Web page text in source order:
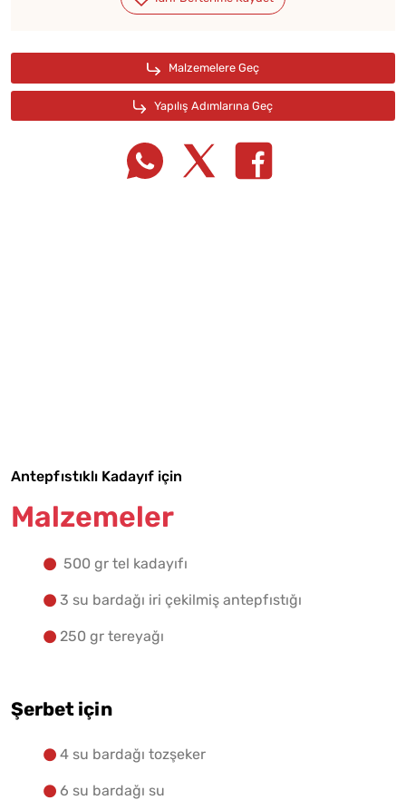
Antepfıstıklı Kadayıf için
Malzemeler
500 gr tel kadayıfı
3 su bardağı iri çekilmiş antepfıstığı
250 gr tereyağı
Şerbet için
4 su bardağı tozşeker
6 su bardağı su